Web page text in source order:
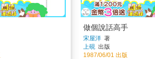
做個說話高手
宋屋洋著
上硯 出版
1987/06/01 出版